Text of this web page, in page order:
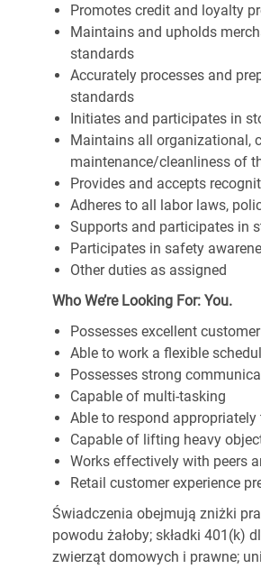
Promotes credit and loyalty
Maintains and upholds
standards
Accurately processes and
standards
Initiates and participates in
Maintains all organizational,
maintenance/cleanliness of
Provides and accepts
Adheres to all labor laws,
Supports and participates in
Participates in safety
Other duties as assigned
Who We’re Looking For: You.
Possesses excellent
Able to work a flexible
Possesses strong
Capable of multi-tasking
Able to respond
Capable of lifting heavy
Works effectively with peers
Retail customer experience
Świadczenia obejmują zniżki
powodu żałoby; składki 401(k)
zwierząt domowych i prawne;